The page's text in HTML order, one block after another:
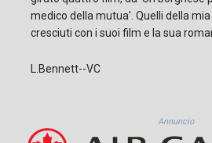
medico della mutua'. Quelli della
cresciuti con i suoi film e la sua
L.Bennett--VC
Annuncio